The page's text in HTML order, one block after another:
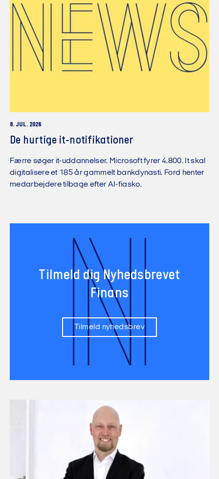
8. JUL. 2026
De hurtige it-notifikationer
Færre søger it-uddannelser. Microsoft fyrer 4.800. It skal
digitalisere et 185 år gammelt bankdynasti. Ford henter
medarbejdere tilbage efter AI-fiasko.
N
Tilmeld dig Nyhedsbrevet
Finans
Tilmeld nyhedsbrev